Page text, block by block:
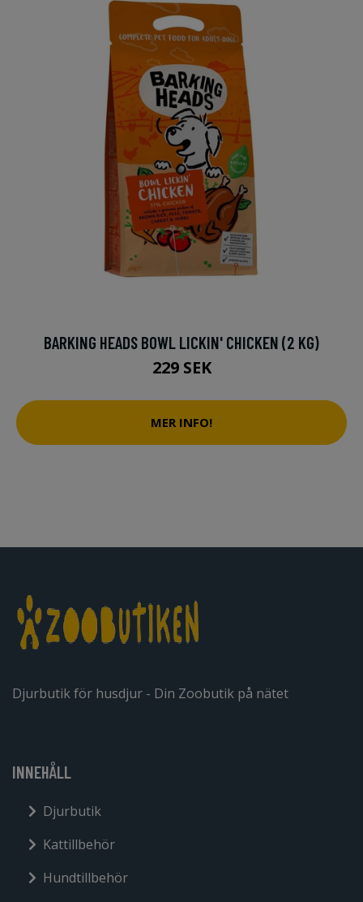
BARKING HEADS BOWL LICKIN' CHICKEN (2 KG)
229 SEK
MER INFO!
Djurbutik för husdjur - Din Zoobutik på nätet
INNEHÅLL
Djurbutik
Kattillbehör
Hundtillbehör